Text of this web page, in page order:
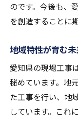
のです。今後も、
を創造することに
地域特性が育む
愛知県の現場工事
秘めています。地
た工事を行い、地
しています。これ